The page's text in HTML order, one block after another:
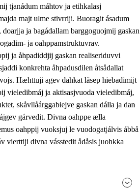
tjanádum máhtov ja etihkalasj
majt ulme stivrriji. Buoragit ásadum
ja bagádallam barggoguojmij gaskan
ja oahppamstruktuvrav.
ja åhpadiddjij gaskan realiseriduvvi
konkrehta åhpadusdilen åtsådallat
Hæhttuji agev dahkat låsep hiebadimijt
vieledibmáj ja aktisasjvuoda vieledibmáj,
skåvllåárggabiejve gaskan dálla ja dan
gárvedit. Divna oahppe ælla
oahppij vuoksjuj le vuodogatjálvis åbbå
vierttiji divna vásstedit ådåsis juohkka